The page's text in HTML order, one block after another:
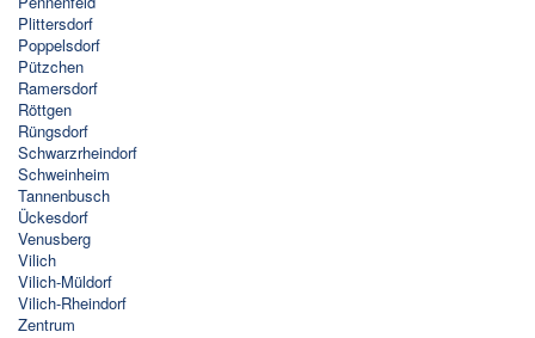
Plittersdorf
Poppelsdorf
Pützchen
Ramersdorf
Röttgen
Rüngsdorf
Schwarzrheindorf
Schweinheim
Tannenbusch
Ückesdorf
Venusberg
Vilich
Vilich-Müldorf
Vilich-Rheindorf
Zentrum